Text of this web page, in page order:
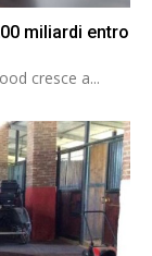
miliardi entro
cresce a...